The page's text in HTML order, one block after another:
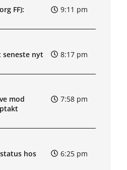
FF):
9:11 pm
seneste nyt
8:17 pm
mod
7:58 pm
hos
6:25 pm